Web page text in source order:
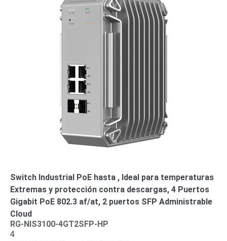
Switch Industrial PoE hasta , Ideal para temperaturas
Extremas y protección contra descargas, 4 Puertos
Gigabit PoE 802.3 af/at, 2 puertos SFP Administrable
Cloud
RG-NIS3100-4GT2SFP-HP
4